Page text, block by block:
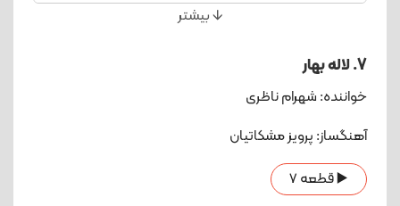
ای مرز دین، ای سرای ایمان / هر آزاده با تو بسته پیمان، تا
دامن الوند / مردم دلیر تو ای حریم آزادی
تن به ننگ بردگی کی دهد، به خون سوگند
در بر ستمگران، ما کشیده قامتیم / در هجوم فتنه‌ها، مرد
🡫 بیشتر
7. لاله بهار
خواننده: شهرام ناظری
آهنگساز: پرویز مشکاتیان
▶️ قطعه 7